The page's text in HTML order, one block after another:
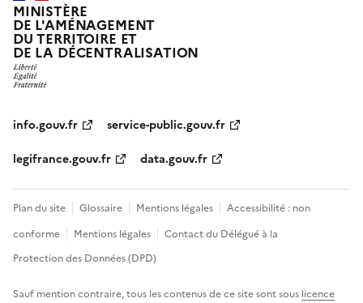
MINISTÈRE
DE L'AMÉNAGEMENT
DU TERRITOIRE ET
DE LA DÉCENTRALISATION
info.gouv.fr
service-public.gouv.fr
legifrance.gouv.fr
data.gouv.fr
Plan du site Glossaire Mentions légales
Accessibilité : non
conforme
Mentions légales
Contact du Délégué à la
Protection des Données (DPD)
Sauf mention contraire, tous les contenus de ce site sont sous licence